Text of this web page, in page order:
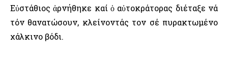
Εὐστάθιος ἀρνήθηκε καί ὁ αὐτοκράτορας διέταξε νά
τόν θανατώσουν, κλείνοντάς τον σέ πυρακτωμένο
χάλκινο βόδι.